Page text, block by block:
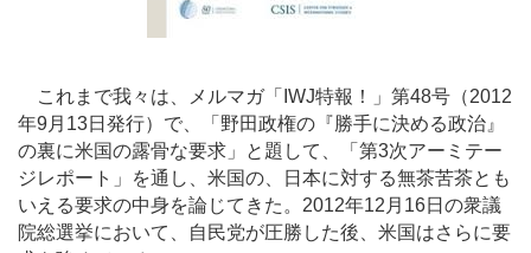
これまで我々は、メルマガ「IWJ特報！」第48号（2012
年9月13日発行）で、「野田政権の『勝手に決める政治』
の裏に米国の露骨な要求」と題して、「第3次アーミテー
ジレポート」を通し、米国の、日本に対する無茶苦茶とも
いえる要求の中身を論じてきた。2012年12月16日の衆議
院総選挙において、自民党が圧勝した後、米国はさらに要